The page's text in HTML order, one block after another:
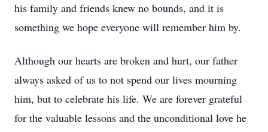
his family and friends knew no bounds, and it is
something we hope everyone will remember him by.
Although our hearts are broken and hurt, our father
always asked of us to not spend our lives mourning
him, but to celebrate his life. We are forever grateful
for the valuable lessons and the unconditional love he